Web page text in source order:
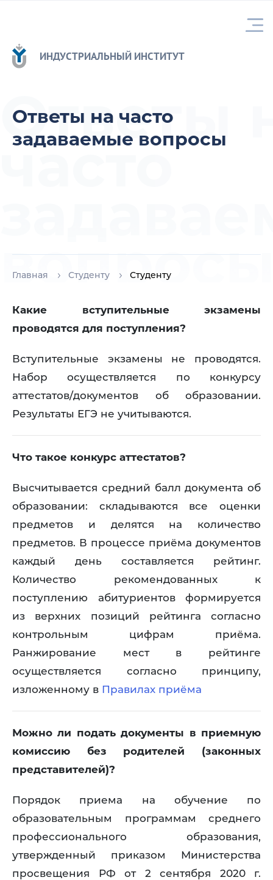
ИНДУСТРИАЛЬНЫЙ ИНСТИТУТ
Ответы на часто
задаваемые вопросы
Главная Студенту Студенту
Ответы
часто
Какие вступительные экзамены
проводятся для поступления?
Вступительные экзамены не проводятся.
Набор осуществляется по конкурсу
аттестатов/документов об образовании.
Результаты ЕГЭ не учитываются.
Что такое конкурс аттестатов?
Высчитывается средний балл документа об
образовании: складываются все оценки
предметов и делятся на количество
предметов. В процессе приёма документов
каждый день составляется рейтинг.
Количество рекомендованных к
поступлению абитуриентов формируется
из верхних позиций рейтинга согласно
контрольным цифрам приёма.
Ранжирование мест в рейтинге
осуществляется согласно принципу,
изложенному в Правилах приёма
Можно ли подать документы в приемную
комиссию без родителей (законных
представителей)?
Порядок приема на обучение по
образовательным программам среднего
профессионального образования,
утвержденный приказом Министерства
просвещения РФ от 2 сентября 2020 г.